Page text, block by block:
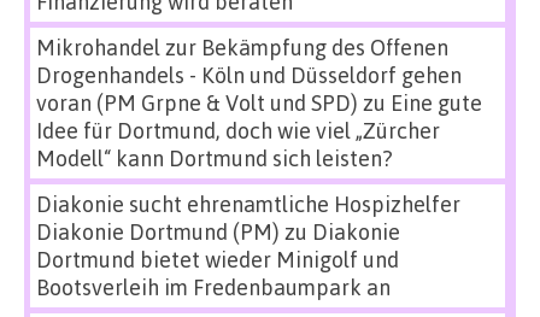
Mikrohandel zur Bekämpfung des Offenen
Drogenhandels - Köln und Düsseldorf gehen
voran (PM Grpne & Volt und SPD) zu Eine gute
Idee für Dortmund, doch wie viel „Zürcher
Modell“ kann Dortmund sich leisten?
Diakonie sucht ehrenamtliche Hospizhelfer
Diakonie Dortmund (PM) zu Diakonie
Dortmund bietet wieder Minigolf und
Bootsverleih im Fredenbaumpark an